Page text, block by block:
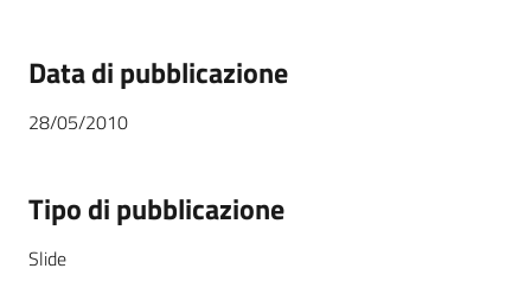
Data di pubblicazione
28/05/2010
Tipo di pubblicazione
Slide